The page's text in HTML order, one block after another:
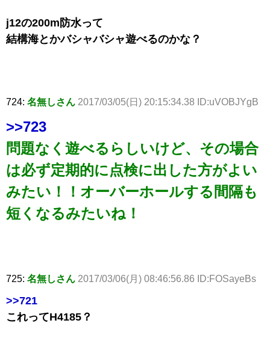
j12の200m防水って
結構海とかバシャバシャ遊べるのかな？
724: 名無しさん 2017/03/05(日) 20:15:34.38 ID:uVOBJYgB
>>723
問題なく遊べるらしいけど、その場合
は必ず定期的に点検に出した方がよい
みたい！！オーバーホールする間隔も
短くなるみたいね！
725: 名無しさん 2017/03/06(月) 08:46:56.86 ID:FOSayeBs
>>721
これってH4185？